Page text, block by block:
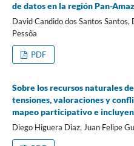
de datos en la región Pan-
David Candido dos Santos
Pessôa
PDF
Sobre los recursos naturales
tensiones, valoraciones y
mapeo participativo e
Diego Higuera Diaz, Juan Felipe